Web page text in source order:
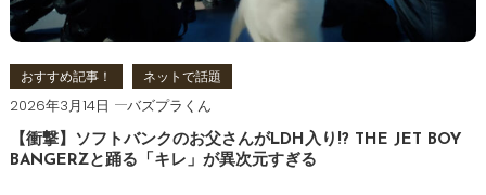
おすすめ記事！ ネットで話題
2026年3月14日 バズプラくん
【衝撃】ソフトバンクのお父さんがLDH入り!? THE JET BOY
BANGERZと踊る「キレ」が異次元すぎる